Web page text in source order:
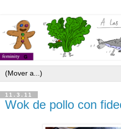
11.3.11
Wok de pollo con